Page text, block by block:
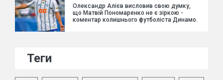
Олександр Алієв висловив свою думку,
що Матвій Пономаренко не є зіркою -
коментар колишнього футболіста Динамо.
Теги